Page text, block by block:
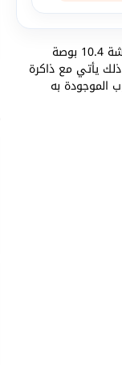
. تقدم لنا شركة ريلمي جهاز لوحي بشاشة 10.4 بوصة
يأتي مع ذاكرة
الموجودة به